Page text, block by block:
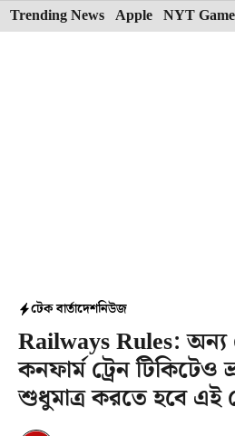
Skip
to
Trending News Apple NYT
টেক বার্তাদেশনিউজ
Railways Rules:
কনফার্ম ট্রেন
শুধুমাত্র করতে হবে এই